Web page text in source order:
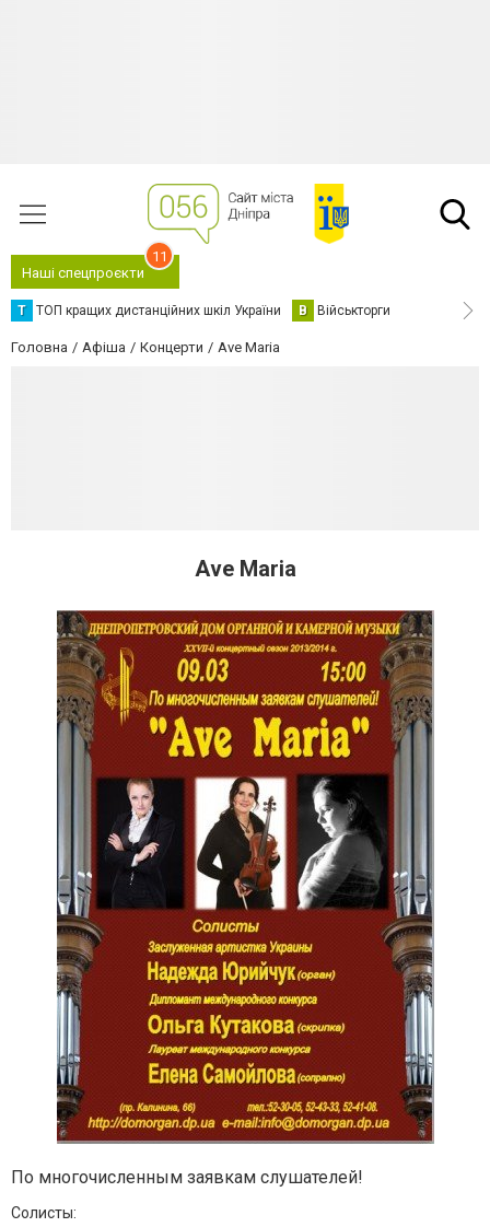
Наші спецпроєкти
11
Т ТОП кращих дистанційних шкіл України В Військторги
Головна Афіша Концерти Ave Maria
Ave Maria
По многочисленным заявкам слушателей!
Солисты: